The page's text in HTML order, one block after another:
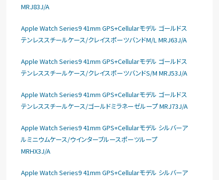
MRJ83J/A
Apple Watch Series9 41mm GPS+Cellularモデル ゴールドス
テンレススチールケース/クレイスポーツバンドM/L MRJ63J/A
Apple Watch Series9 41mm GPS+Cellularモデル ゴールドス
テンレススチールケース/クレイスポーツバンドS/M MRJ53J/A
Apple Watch Series9 41mm GPS+Cellularモデル ゴールドス
テンレススチールケース/ゴールドミラネーゼループ MRJ73J/A
Apple Watch Series9 41mm GPS+Cellularモデル シルバーア
ルミニウムケース/ウインターブルースポーツループ
MRHX3J/A
Apple Watch Series9 41mm GPS+Cellularモデル シルバーア